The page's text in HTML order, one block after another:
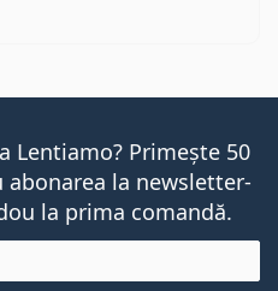
Lentiamo? Primește 50
la newsletter-
la prima comandă.